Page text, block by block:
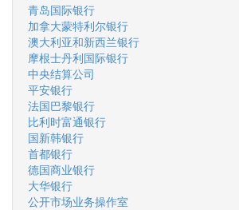
青岛国际银行
加拿大蒙特利尔银行
澳大利亚和新西兰银行
摩根士丹利国际银行
中央结算公司
平安银行
法国巴黎银行
比利时富通银行
国新韩银行
首都银行
德国商业银行
大华银行
公开市场业务操作室